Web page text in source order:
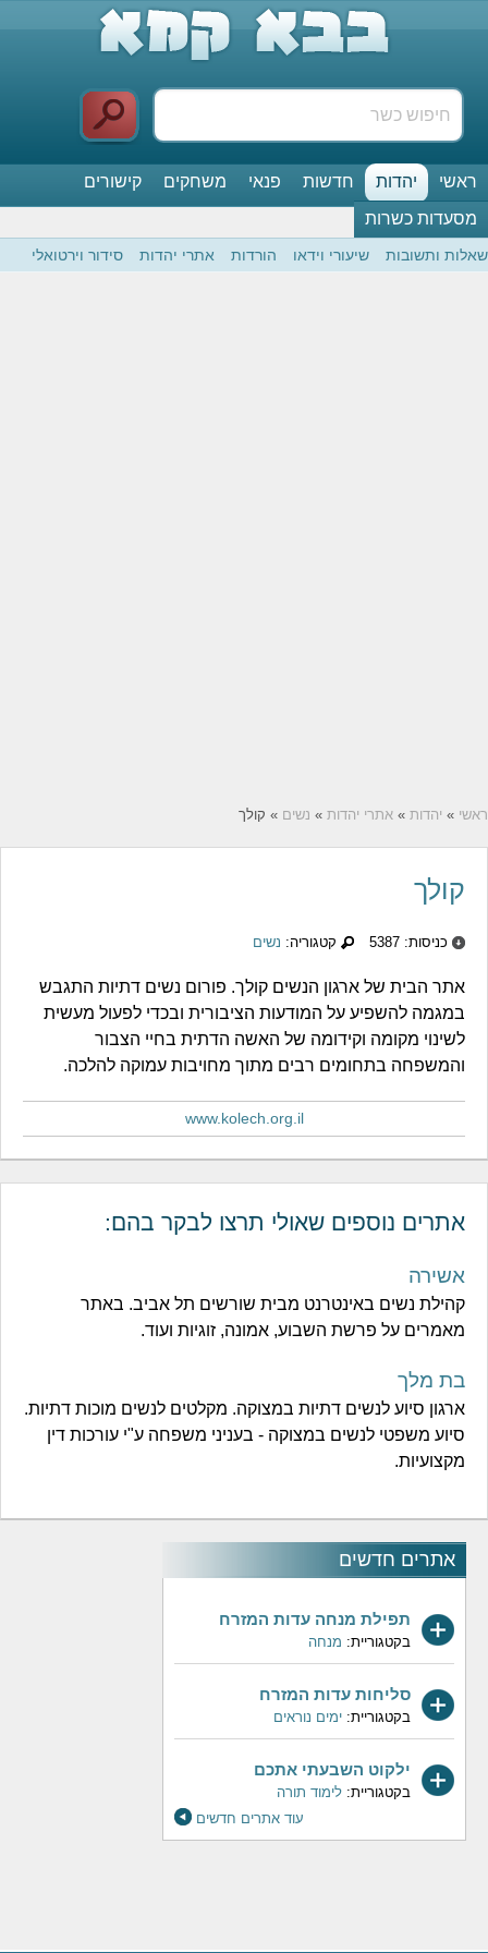
ראשי יהדות חדשות פנאי משחקים
קישורים
מסעדות כשרות
שאלות ותשובות שיעורי וידאו הורדות אתרי יהדות סידור וירטואלי
ראשי » יהדות » אתרי יהדות » נשים » קולך
אתרים חדשים
תפילת מנחה עדות המזרח
בקטגוריית: מנחה
סליחות עדות המזרח
בקטגוריית: ימים נוראים
ילקוט השבעתי אתכם
בקטגוריית: לימוד תורה
עוד אתרים חדשים
קולך
כניסות: 5387 קטגוריה: נשים
אתר הבית של ארגון הנשים קולך. פורום נשים דתיות התגבש
במגמה להשפיע על המודעות הציבורית ובכדי לפעול מעשית
לשינוי מקומה וקידומה של האשה הדתית בחיי הצבור
והמשפחה בתחומים רבים מתוך מחויבות עמוקה להלכה.
www.kolech.org.il
אתרים נוספים שאולי תרצו לבקר בהם:
אשירה
קהילת נשים באינטרנט מבית שורשים תל אביב. באתר
מאמרים על פרשת השבוע, אמונה, זוגיות ועוד.
בת מלך
ארגון סיוע לנשים דתיות במצוקה. מקלטים לנשים מוכות דתיות.
סיוע משפטי לנשים במצוקה - בעניני משפחה ע"י עורכות דין
מקצועיות.